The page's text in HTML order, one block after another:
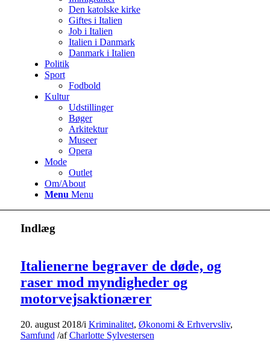
Den katolske kirke
Giftes i Italien
Job i Italien
Italien i Danmark
Danmark i Italien
Politik
Sport
Fodbold
Kultur
Udstillinger
Bøger
Arkitektur
Museer
Opera
Mode
Outlet
Om/About
Menu Menu
Indlæg
Italienerne begraver de døde, og
raser mod myndigheder og
motorvejsaktionærer
20. august 2018/i Kriminalitet, Økonomi & Erhvervsliv,
Samfund /afCharlotte Sylvestersen